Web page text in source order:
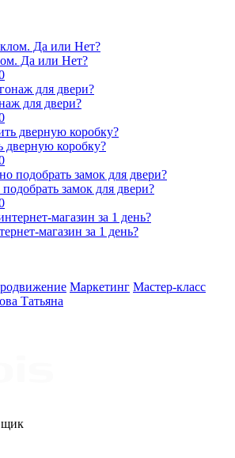
Да или Нет?
для двери?
дверную коробку?
замок для двери?
магазин за 1 день?
Маркетинг Мастер-класс
Татьяна